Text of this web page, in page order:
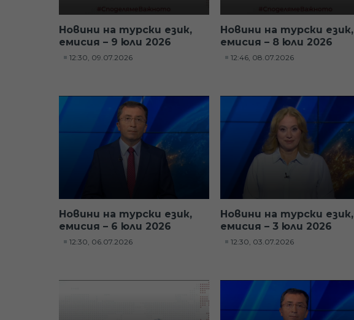
Новини на турски език,
емисия – 9 юли 2026
12:30, 09.07.2026
Новини на турски език,
емисия – 8 юли 2026
12:46, 08.07.2026
Новини на турски език,
емисия – 6 юли 2026
12:30, 06.07.2026
Новини на турски език,
емисия – 3 юли 2026
12:30, 03.07.2026